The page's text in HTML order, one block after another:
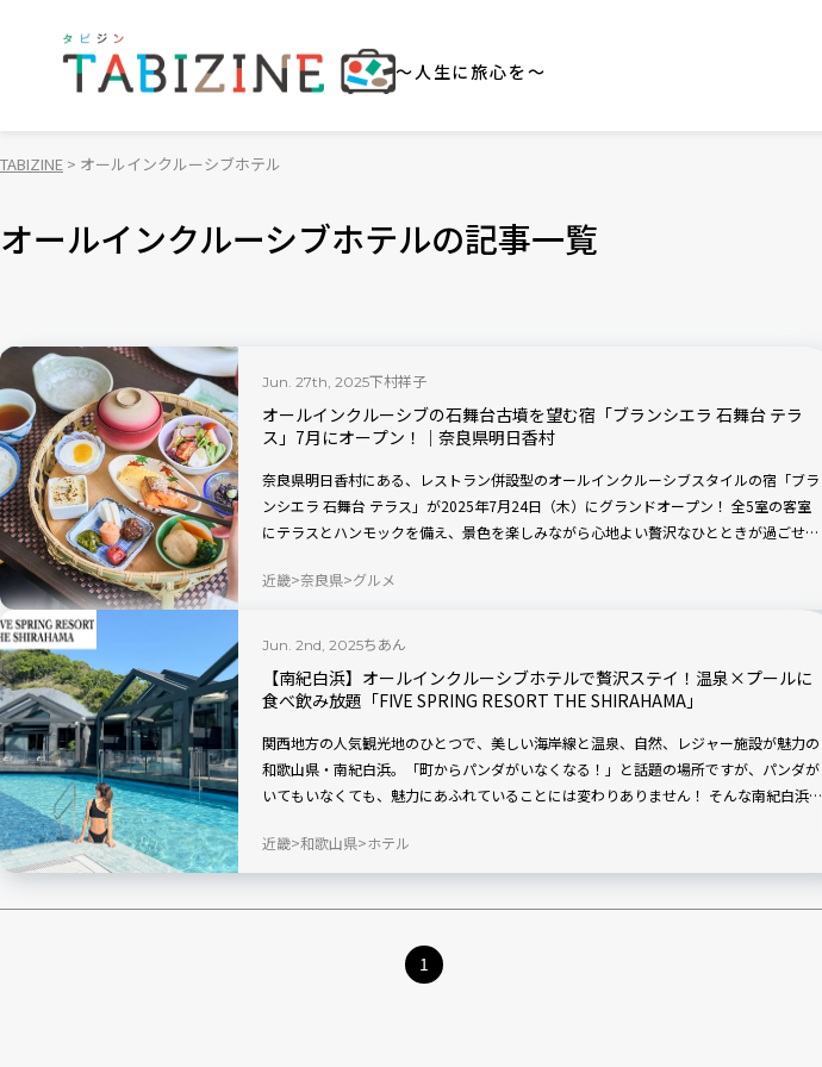
～人生に旅心を～
TABIZINE オールインクルーシブホテル
オールインクルーシブホテルの記事一覧
Jun. 27th, 2025下村祥子
オールインクルーシブの石舞台古墳を望む宿「ブランシエラ 石舞台 テラ
ス」7月にオープン！｜奈良県明日香村
奈良県明日香村にある、レストラン併設型のオールインクルーシブスタイルの宿「ブラ
ンシエラ 石舞台 テラス」が2025年7月24日（木）にグランドオープン！ 全5室の客室
にテラスとハンモックを備え、景色を楽しみながら心地よい贅沢なひとときが過ごせま
ランは、日帰りの立ち寄りもOK。テラス席に加えて、散策のお供になる軽食やスイーツ
近畿 奈良県 グルメ
Jun. 2nd, 2025ちあん
【南紀白浜】オールインクルーシブホテルで贅沢ステイ！温泉×プールに
食べ飲み放題「FIVE SPRING RESORT THE SHIRAHAMA」
関西地方の人気観光地のひとつで、美しい海岸線と温泉、自然、レジャー施設が魅力の
和歌山県・南紀白浜。「町からパンダがいなくなる！」と話題の場所ですが、パンダが
いてもいなくても、魅力にあふれていることには変わりありません！ そんな南紀白浜に
SHIRAHAMA（ふぁいぶ すぷりんぐ りぞーと ざ しらはま）」は、これからのサマーシー
ズンにぴったりのリゾート空間。テラスからそのままプールに入れる温泉付きのスイー
テイした宿泊記から、ホテルの魅力をご紹介します。
近畿 和歌山県 ホテル
1